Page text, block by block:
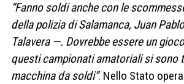
“Fanno soldi anche con le
della polizia di Salamanca, Juan
Talavera —. Dovrebbe essere un
questi campionati amatoriali si sono
macchina da soldi”. Nello Stato